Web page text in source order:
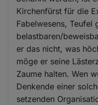
Kirchenfürst für die
Fabelwesens, Teufel
belastbaren/
er das nicht, was
möge er seine
Zaume halten. Wen
Denkende einer
setzenden